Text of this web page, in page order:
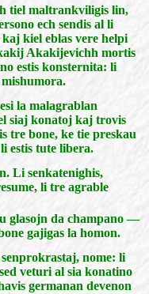
tiel maltrankviligis lin,
ech sendis al li
kiel eblas vere helpi
Akakijevichh mortis
estis konsternita: li
la malagrablan
siaj konatoj kaj trovis
tre bone, ke tie preskau
estis tute libera.
Li senkatenighis,
li tre agrable
glasojn da champano —
gajigas la homon.
nome: li
veturi al sia konatino
germanan devenon